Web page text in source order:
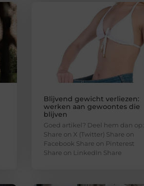
Blijvend gewicht verliezen:
werken aan gewoontes die
blijven
Goed artikel? Deel hem dan op:
Share on X (Twitter) Share on
Facebook Share on Pinterest
Share on LinkedIn Share